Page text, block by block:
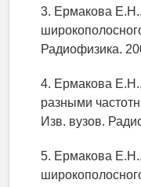
3. Ермакова
Радиофизика.
4. Ермакова
разными
Изв. вузов.
5. Ермакова